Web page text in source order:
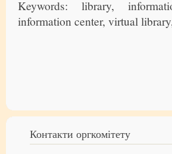
Keywords: library,
information center, virtual
Контакти оргкомітету